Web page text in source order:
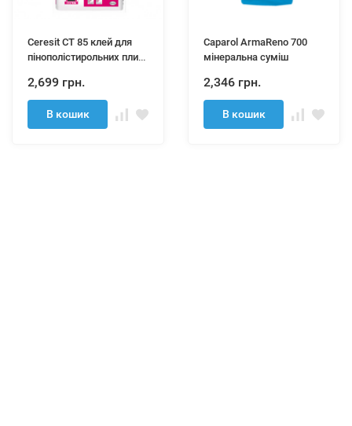
Ceresit CT 85 клей для
пінополістирольних плит
2,699 грн.
В кошик
Caparol ArmaReno 700
мінеральна суміш
2,346 грн.
В кошик